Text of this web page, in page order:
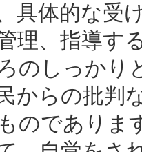
具体的な受
理、指導す
のしっかり
からの批判
のでありま